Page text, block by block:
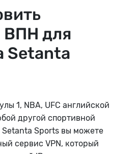
для
Setanta
1, NBA, UFC английской
другой спортивной
Setanta Sports вы можете
сервис VPN, который